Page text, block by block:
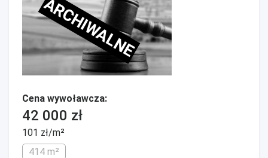
ARCHIWALNE
Cena wywoławcza:
42 000 zł
101 zł/m²
414 m²